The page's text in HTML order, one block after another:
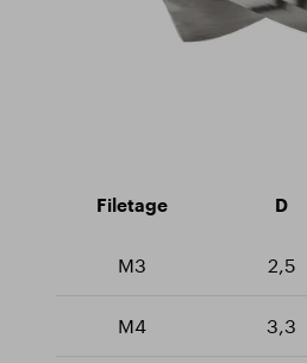
Fraises lime rotative
La durabilité
Centre de formation
Filetage D
M3 2,5
M4 3,3